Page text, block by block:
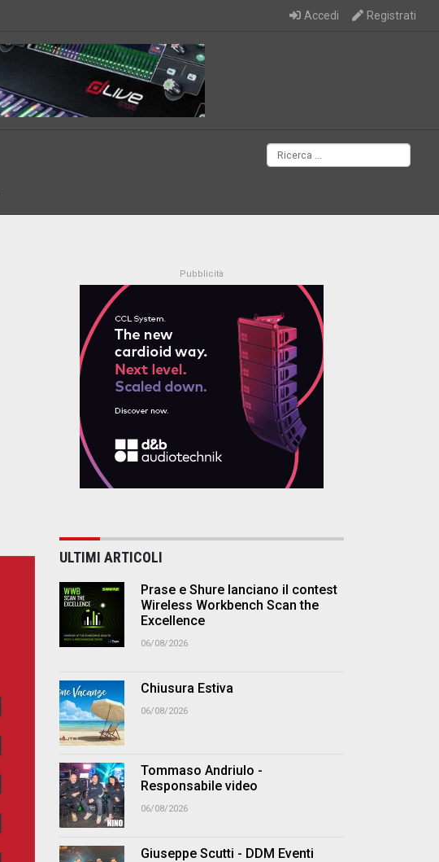
Accedi Registrati
ULTIMI ARTICOLI
Prase e Shure lanciano il contest
Wireless Workbench Scan the
Excellence
06/08/2026
Chiusura Estiva
06/08/2026
Tommaso Andriulo -
Responsabile video
06/08/2026
Giuseppe Scutti - DDM Eventi